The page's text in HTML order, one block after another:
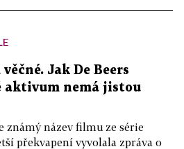
Jak De Beers
aktivum nemá jistou
známý název filmu ze série
překvapení vyvolala zpráva o